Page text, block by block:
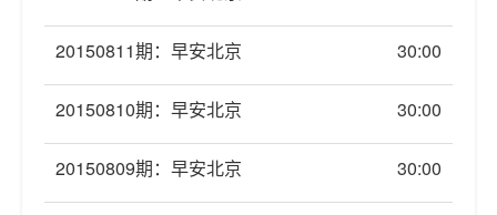
20150811期：早安北京 30:00
20150810期：早安北京 30:00
20150809期：早安北京 30:00